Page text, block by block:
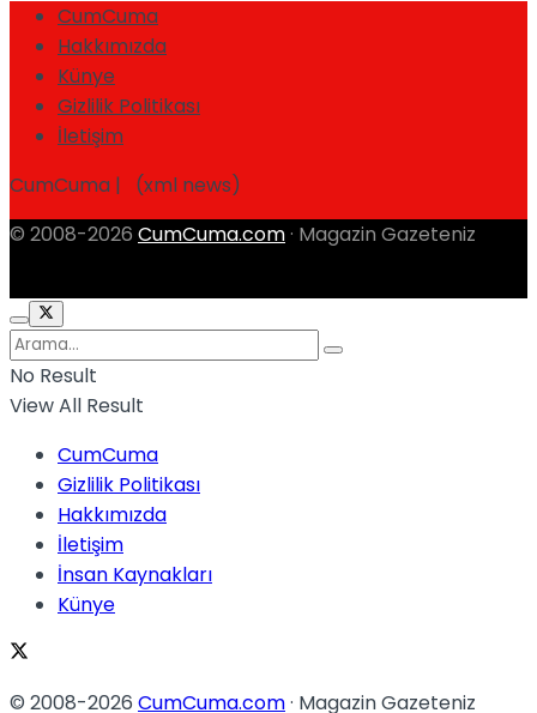
CumCuma
Hakkımızda
Künye
Gizlilik Politikası
İletişim
CumCuma | (xml news)
© 2008-2026 CumCuma.com · Magazin Gazeteniz
No Result
View All Result
CumCuma
Gizlilik Politikası
Hakkımızda
İletişim
İnsan Kaynakları
Künye
© 2008-2026 CumCuma.com· Magazin Gazeteniz